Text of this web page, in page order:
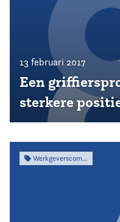
13 februari 2017
Een
sterkere
Werkgeverscommissie